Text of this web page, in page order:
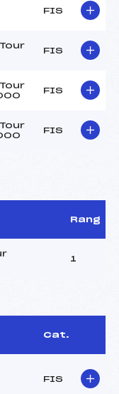
FIS
FIS
FIS
FIS
Rang
1
Cat.
FIS